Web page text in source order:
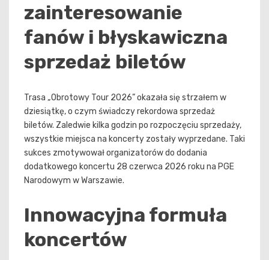
zainteresowanie
fanów i błyskawiczna
sprzedaż biletów
Trasa „Obrotowy Tour 2026” okazała się strzałem w
dziesiątkę, o czym świadczy rekordowa sprzedaż
biletów. Zaledwie kilka godzin po rozpoczęciu sprzedaży,
wszystkie miejsca na koncerty zostały wyprzedane. Taki
sukces zmotywował organizatorów do dodania
dodatkowego koncertu 28 czerwca 2026 roku na PGE
Narodowym w Warszawie.
Innowacyjna formuła
koncertów